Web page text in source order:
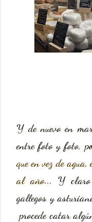
Y de nuevo en
entre foto y foto,
que en vez de
al año... Y claro
gallegos y
procede catar